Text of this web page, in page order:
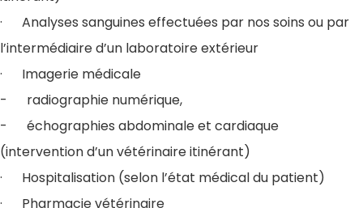
· Analyses sanguines effectuées par nos soins ou par
l’intermédiaire d’un laboratoire extérieur
· Imagerie médicale
- radiographie numérique,
- échographies abdominale et cardiaque
(intervention d’un vétérinaire itinérant)
· Hospitalisation (selon l’état médical du patient)
· Pharmacie vétérinaire